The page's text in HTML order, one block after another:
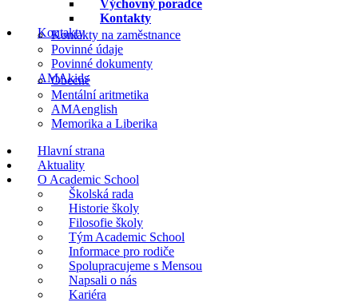
Výchovný poradce
Kontakty
Kontakty
Kontakty na zaměstnance
Povinné údaje
Povinné dokumenty
AMAkids
Obecné
Mentální aritmetika
AMAenglish
Memorika a Liberika
Hlavní strana
Aktuality
O Academic School
Školská rada
Historie školy
Filosofie školy
Tým Academic School
Informace pro rodiče
Spolupracujeme s Mensou
Napsali o nás
Kariéra